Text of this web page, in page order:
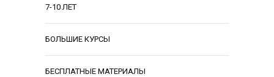
7-10 ЛЕТ
БОЛЬШИЕ КУРСЫ
БЕСПЛАТНЫЕ МАТЕРИАЛЫ